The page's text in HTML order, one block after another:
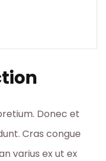
Donec et
Cras congue
varius ex ut ex